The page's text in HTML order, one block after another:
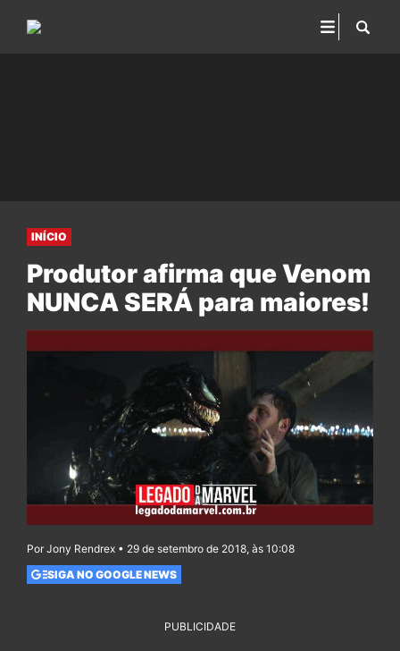
INÍCIO
Produtor afirma que Venom
NUNCA SERÁ para maiores!
Por Jony Rendrex • 29 de setembro de 2018, às 10:08
SIGA NO GOOGLE NEWS
PUBLICIDADE